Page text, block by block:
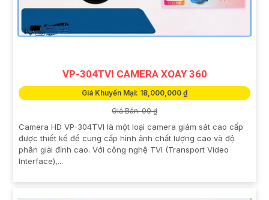
VP-304TVI CAMERA XOAY 360
Giá Khuyến Mại: 18,000,000 ₫
Giá Bán: 00 ₫
Camera HD VP-304TVI là một loại camera giám sát cao cấp
được thiết kế để cung cấp hình ảnh chất lượng cao và độ
phân giải đỉnh cao. Với công nghệ TVI (Transport Video
Interface),...